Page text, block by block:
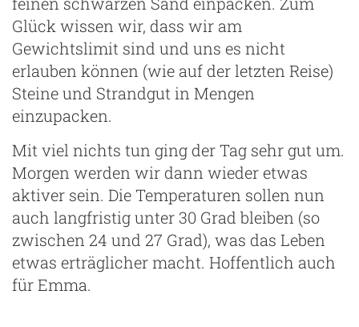
Glück wissen wir, dass wir am
Gewichtslimit sind und uns es nicht
erlauben können (wie auf der letzten Reise)
Steine und Strandgut in Mengen
einzupacken.
Mit viel nichts tun ging der Tag sehr gut um.
Morgen werden wir dann wieder etwas
aktiver sein. Die Temperaturen sollen nun
auch langfristig unter 30 Grad bleiben (so
zwischen 24 und 27 Grad), was das Leben
etwas erträglicher macht. Hoffentlich auch
für Emma.